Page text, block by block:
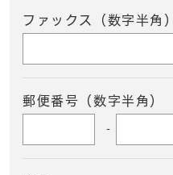
ファックス（数字半角）
郵便番号（数字半角）
-